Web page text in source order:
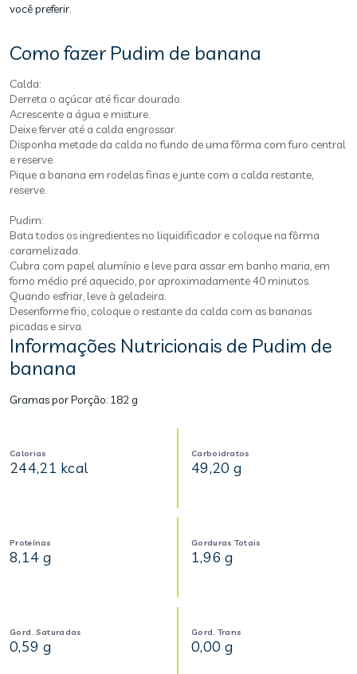
você preferir.
Como fazer Pudim de banana
Calda:
Derreta o açúcar até ficar dourado.
Acrescente a água e misture.
Deixe ferver até a calda engrossar.
Disponha metade da calda no fundo de uma fôrma com furo central
e reserve.
Pique a banana em rodelas finas e junte com a calda restante,
reserve.
Pudim:
Bata todos os ingredientes no liquidificador e coloque na fôrma
caramelizada.
Cubra com papel alumínio e leve para assar em banho maria, em
forno médio pré aquecido, por aproximadamente 40 minutos.
Quando esfriar, leve à geladeira.
Desenforme frio, coloque o restante da calda com as bananas
picadas e sirva.
Informações Nutricionais de Pudim de
banana
Gramas por Porção: 182 g
Calorias
244,21 kcal
Carboidratos
49,20 g
Proteínas
8,14 g
Gorduras Totais
1,96 g
Gord. Saturadas
0,59 g
Gord. Trans
0,00 g